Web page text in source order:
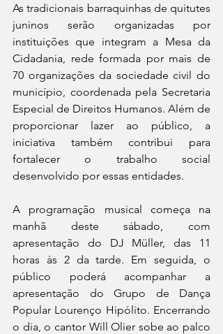
As tradicionais barraquinhas de quitutes
juninos serão organizadas por
instituições que integram a Mesa da
Cidadania, rede formada por mais de
70 organizações da sociedade civil do
município, coordenada pela Secretaria
Especial de Direitos Humanos. Além de
proporcionar lazer ao público, a
iniciativa também contribui para
fortalecer o trabalho social
desenvolvido por essas entidades.
A programação musical começa na
manhã deste sábado, com
apresentação do DJ Müller, das 11
horas às 2 da tarde. Em seguida, o
público poderá acompanhar a
apresentação do Grupo de Dança
Popular Lourenço Hipólito. Encerrando
o dia, o cantor Will Olier sobe ao palco